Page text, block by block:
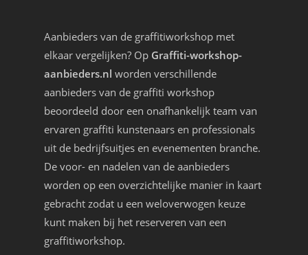
Aanbieders van de graffitiworkshop met
elkaar vergelijken? Op Graffiti-workshop-
aanbieders.nl worden verschillende
aanbieders van de graffiti workshop
beoordeeld door een onafhankelijk team van
ervaren graffiti kunstenaars en professionals
uit de bedrijfsuitjes en evenementen branche.
De voor- en nadelen van de aanbieders
worden op een overzichtelijke manier in kaart
gebracht zodat u een weloverwogen keuze
kunt maken bij het reserveren van een
graffitiworkshop.